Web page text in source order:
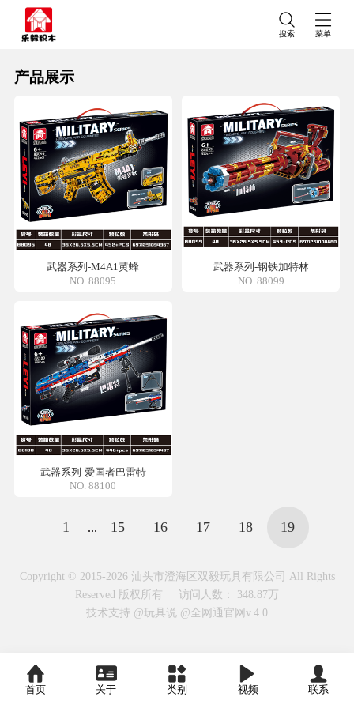
首页 关于 类别 视频 联系
搜索 菜单
产品展示
武器系列-M4A1黄蜂
NO. 88095
武器系列-钢铁加特林
NO. 88099
武器系列-爱国者巴雷特
NO. 88100
1 ... 15 16 17 18 19
Copyright © 2015-2026 汕头市澄海区双毅玩具有限公司 All Rights
Reserved 版权所有
访问人数： 348.87万
技术支持 @玩具说 @全网通官网v.4.0